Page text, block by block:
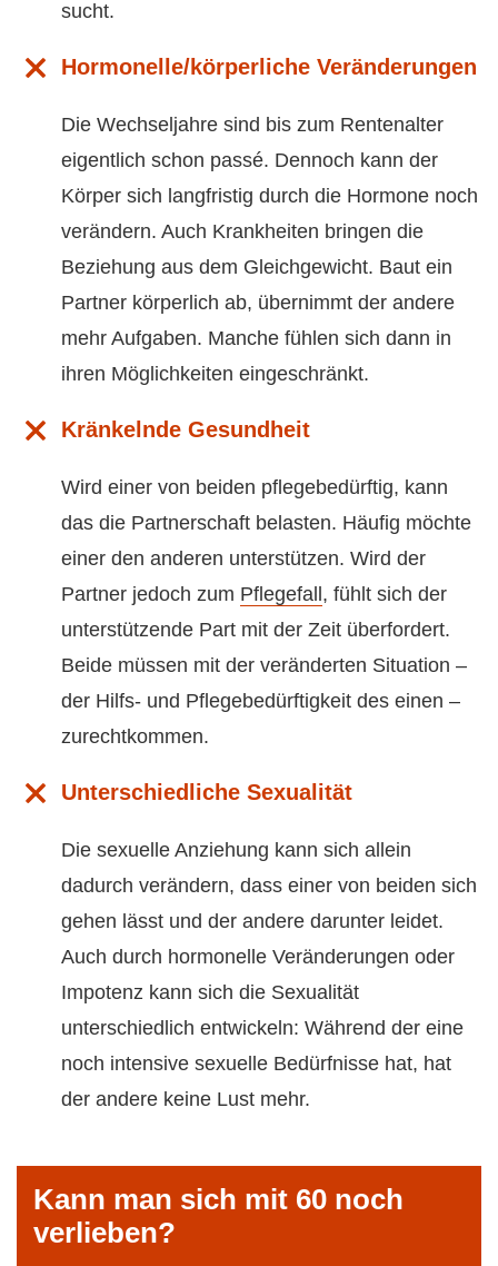
sucht.
Hormonelle/körperliche Veränderungen
Die Wechseljahre sind bis zum Rentenalter
eigentlich schon passé. Dennoch kann der
Körper sich langfristig durch die Hormone noch
verändern. Auch Krankheiten bringen die
Beziehung aus dem Gleichgewicht. Baut ein
Partner körperlich ab, übernimmt der andere
mehr Aufgaben. Manche fühlen sich dann in
ihren Möglichkeiten eingeschränkt.
Kränkelnde Gesundheit
Wird einer von beiden pflegebedürftig, kann
das die Partnerschaft belasten. Häufig möchte
einer den anderen unterstützen. Wird der
Partner jedoch zum Pflegefall , fühlt sich der
unterstützende Part mit der Zeit überfordert.
Beide müssen mit der veränderten Situation –
der Hilfs- und Pflegebedürftigkeit des einen –
zurechtkommen.
Unterschiedliche Sexualität
Die sexuelle Anziehung kann sich allein
dadurch verändern, dass einer von beiden sich
gehen lässt und der andere darunter leidet.
Auch durch hormonelle Veränderungen oder
Impotenz kann sich die Sexualität
unterschiedlich entwickeln: Während der eine
noch intensive sexuelle Bedürfnisse hat, hat
der andere keine Lust mehr.
Kann man sich mit 60 noch
verlieben?